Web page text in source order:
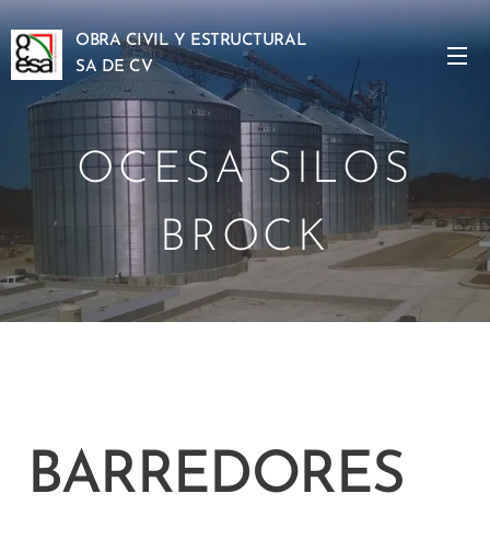
OBRA CIVIL Y ESTRUCTURAL
SA DE CV
OCESA SILOS
BROCK
BARREDORES